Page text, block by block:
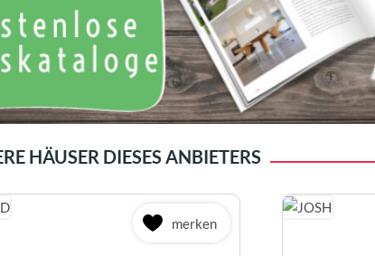
HÄUSER DIESES ANBIETERS
merken